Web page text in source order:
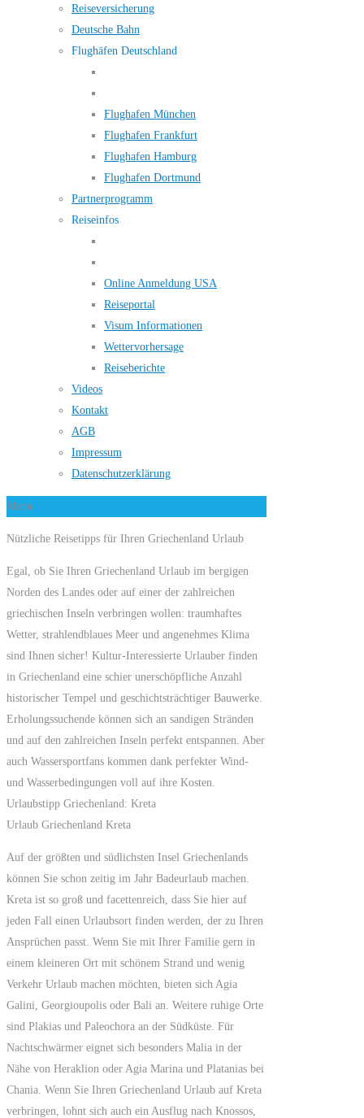
Reiseversicherung
Deutsche Bahn
Flughäfen Deutschland
Flughafen München
Flughafen Frankfurt
Flughafen Hamburg
Flughafen Dortmund
Partnerprogramm
Reiseinfos
Online Anmeldung USA
Reiseportal
Visum Informationen
Wettervorhersage
Reiseberichte
Videos
Kontakt
AGB
Impressum
Datenschutzerklärung
Menu
Nützliche Reisetipps für Ihren Griechenland Urlaub
Egal, ob Sie Ihren Griechenland Urlaub im bergigen
Norden des Landes oder auf einer der zahlreichen
griechischen Inseln verbringen wollen: traumhaftes
Wetter, strahlendblaues Meer und angenehmes Klima
sind Ihnen sicher! Kultur-Interessierte Urlauber finden
in Griechenland eine schier unerschöpfliche Anzahl
historischer Tempel und geschichtsträchtiger Bauwerke.
Erholungssuchende können sich an sandigen Stränden
und auf den zahlreichen Inseln perfekt entspannen. Aber
auch Wassersportfans kommen dank perfekter Wind-
und Wasserbedingungen voll auf ihre Kosten.
Urlaubstipp Griechenland: Kreta
Urlaub Griechenland Kreta
Auf der größten und südlichsten Insel Griechenlands
können Sie schon zeitig im Jahr Badeurlaub machen.
Kreta ist so groß und facettenreich, dass Sie hier auf
jeden Fall einen Urlaubsort finden werden, der zu Ihren
Ansprüchen passt. Wenn Sie mit Ihrer Familie gern in
einem kleineren Ort mit schönem Strand und wenig
Verkehr Urlaub machen möchten, bieten sich Agia
Galini, Georgioupolis oder Bali an. Weitere ruhige Orte
sind Plakias und Paleochora an der Südküste. Für
Nachtschwärmer eignet sich besonders Malia in der
Nähe von Heraklion oder Agia Marina und Platanias bei
Chania. Wenn Sie Ihren Griechenland Urlaub auf Kreta
verbringen, lohnt sich auch ein Ausflug nach Knossos,